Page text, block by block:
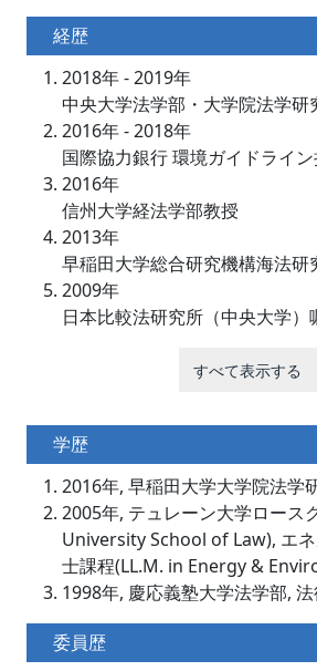
経歴
2018年 - 2019年
中央大学法学部・大学院法学研
2016年 - 2018年
国際協力銀行 環境ガイドライ
2016年
信州大学経法学部教授
2013年
早稲田大学総合研究機構海法研
2009年
日本比較法研究所（中央大学）
すべて表示する
学歴
2016年, 早稲田大学大学院法学
2005年, テュレーン大学ロース
University School of Law), エ
士課程(LL.M. in Energy &
1998年, 慶応義塾大学法学部,
委員歴